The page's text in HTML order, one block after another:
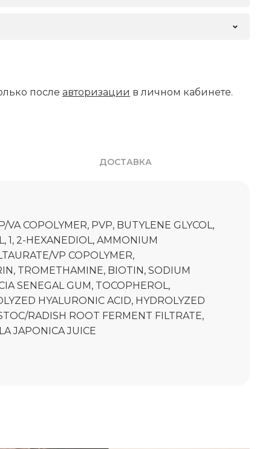
после авторизации в личном кабинете.
ДОСТАВКА
VA COPOLYMER, PVP, BUTYLENE GLYCOL,
1, 2-HEXANEDIOL, AMMONIUM
VP COPOLYMER,
TROMETHAMINE, BIOTIN, SODIUM
SENEGAL GUM, TOCOPHEROL,
HYALURONIC ACID, HYDROLYZED
RADISH ROOT FERMENT FILTRATE,
JAPONICA JUICE